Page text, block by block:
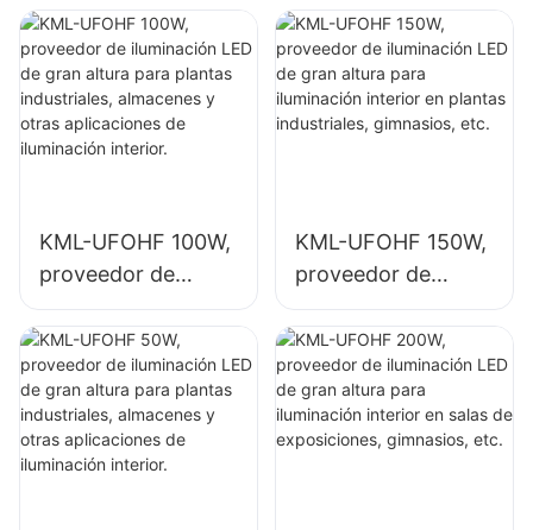
señalización de
gran tamaño.
KML-UFOHF 100W,
proveedor de
iluminación LED de
gran altura para
plantas
industriales,
almacenes y otras
aplicaciones de
KML-UFOHF 150W,
proveedor de
iluminación LED de
gran altura para
iluminación interior
en plantas
industriales,